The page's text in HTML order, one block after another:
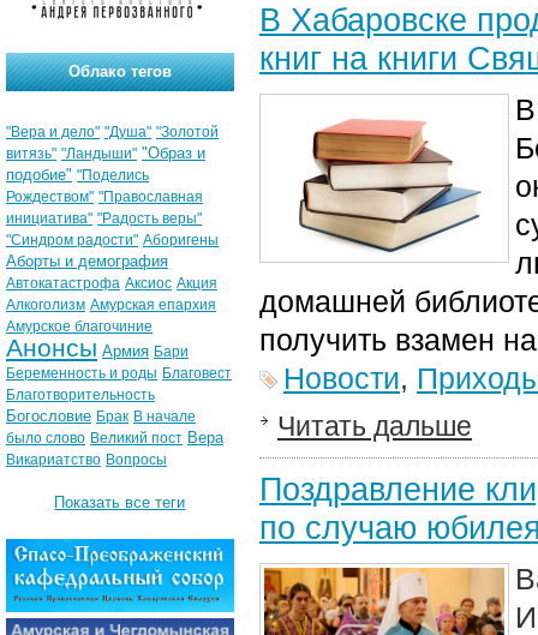
В Хабаровске
книг на книги
домашней
получить взамен
Новости,
Читать дальше
Поздравление
по случаю
Облако тегов
"Вера и дело" "Душа" "Золотой
витязь" "Ландыши" "Образ и
подобие" "Поделись
Рождеством" "Православная
инициатива" "Радость веры"
"Синдром радости" Аборигены
Аборты и демография
Автокатастрофа Аксиос Акция
Алкоголизм Амурская епархия
Амурское благочиние
Анонсы Армия Бари
Беременность и роды Благовест
Благотворительность
Богословие Брак В начале
было слово Великий пост Вера
Викариатство Вопросы
Показать все теги